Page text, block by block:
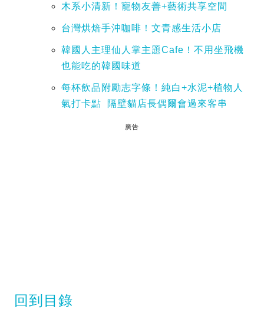
木系小清新！寵物友善+藝術共享空間
台灣烘焙手沖咖啡！文青感生活小店
韓國人主理仙人掌主題Cafe！不用坐飛機
也能吃的韓國味道
每杯飲品附勵志字條！純白+水泥+植物人
氣打卡點 隔壁貓店長偶爾會過來客串
廣告
回到目錄